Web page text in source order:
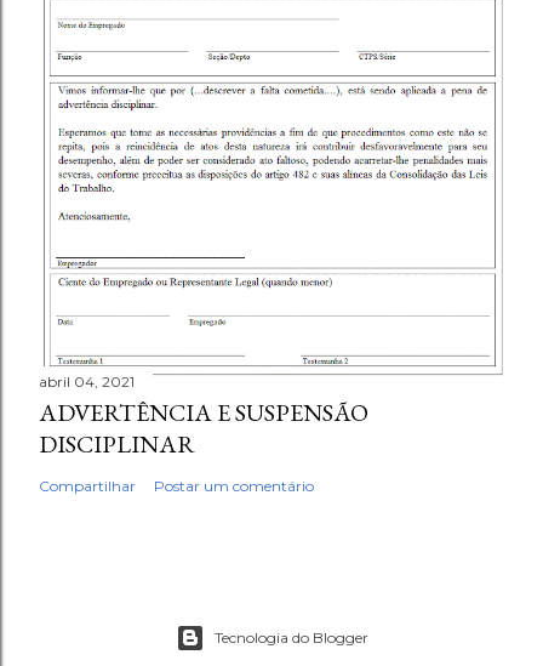
abril 04, 2021
ADVERTÊNCIA E SUSPENSÃO
DISCIPLINAR
Compartilhar Postar um comentário
Tecnologia do Blogger